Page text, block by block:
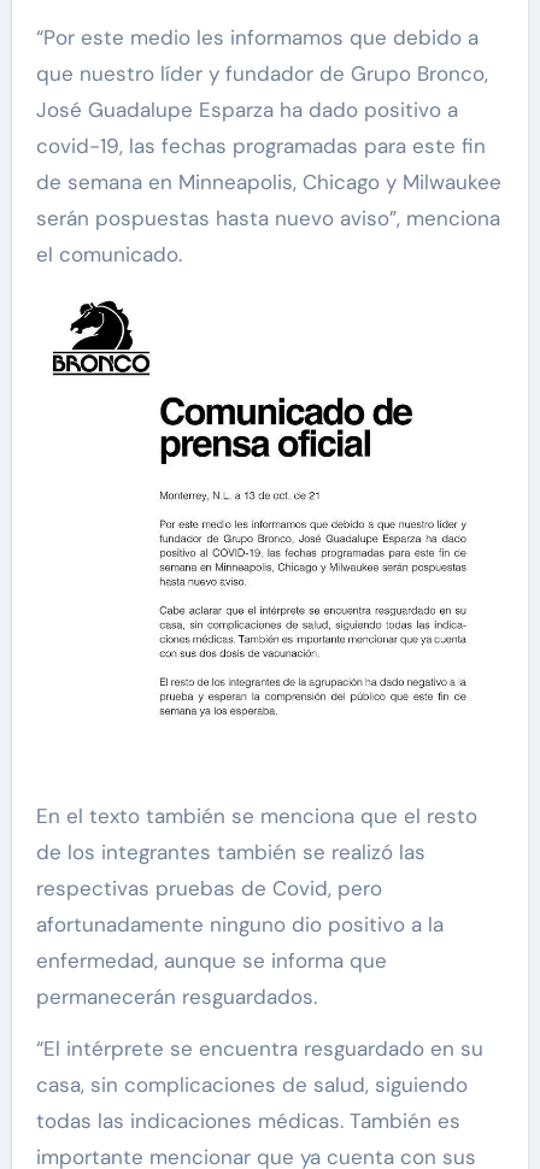
“Por este medio les informamos que debido a
que nuestro líder y fundador de Grupo Bronco,
José Guadalupe Esparza ha dado positivo a
covid-19, las fechas programadas para este fin
de semana en Minneapolis, Chicago y Milwaukee
serán pospuestas hasta nuevo aviso”, menciona
el comunicado.
En el texto también se menciona que el resto
de los integrantes también se realizó las
respectivas pruebas de Covid, pero
afortunadamente ninguno dio positivo a la
enfermedad, aunque se informa que
permanecerán resguardados.
“El intérprete se encuentra resguardado en su
casa, sin complicaciones de salud, siguiendo
todas las indicaciones médicas. También es
importante mencionar que ya cuenta con sus